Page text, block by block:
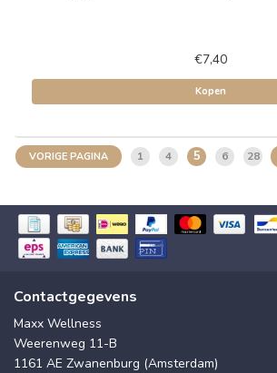
€7,40
Kopen
VORIGE PAGINA 1 4 5 6 28
Contactgegevens
Maxx Wellness
Weerenweg 11-B
1161 AE Zwanenburg (Amsterdam)